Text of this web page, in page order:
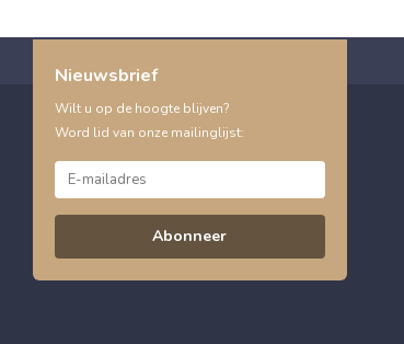
Nieuwsbrief
Wilt u op de hoogte blijven?
Word lid van onze mailinglijst:
Abonneer